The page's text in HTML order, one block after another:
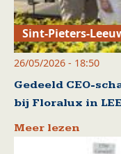
Sint-Pieters-
26/05/2026 - 18:50
Gedeeld CEO-
bij Floralux in
Meer lezen